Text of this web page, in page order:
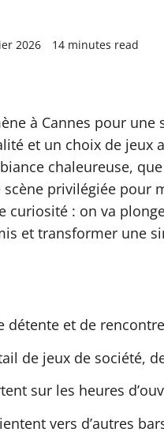
2026 14 minutes read
à Cannes pour
et un choix de jeux
chaleureuse,
scène privilégiée
curiosité : on va
et transformer une
détente et de
de jeux de société,
sur les heures
vers d’autres